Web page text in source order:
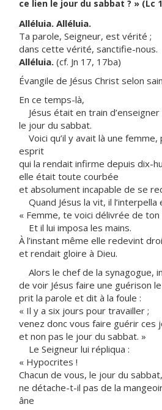
ce lien le jour du sabbat ? » (Lc
Alléluia. Alléluia.
Ta parole, Seigneur, est vérité ;
dans cette vérité, sanctifie-nous.
Alléluia. (cf. Jn 17, 17ba)
Évangile de Jésus Christ selon
En ce temps-là,
Jésus était en train
le jour du sabbat.
Voici qu’il y avait là une
esprit
qui la rendait infirme depuis dix-
elle était toute courbée
et absolument incapable de se
Quand Jésus la vit, il l’interpella
« Femme, te voici délivrée de
Et il lui imposa les mains.
À l’instant même elle redevint
et rendait gloire à Dieu.
Alors le chef de la synagogue,
de voir Jésus faire une guérison
prit la parole et dit à la foule :
« Il y a six jours pour travailler ;
venez donc vous faire guérir ces
et non pas le jour du sabbat. »
Le Seigneur lui répliqua :
« Hypocrites !
Chacun de vous, le jour du sabbat,
ne détache-t-il pas de la
âne